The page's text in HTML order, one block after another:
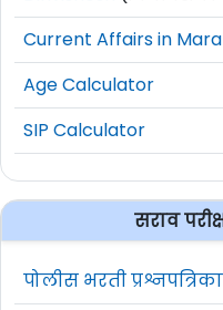
Current Affairs in
Age Calculator
SIP Calculator
सराव
पोलीस भरती